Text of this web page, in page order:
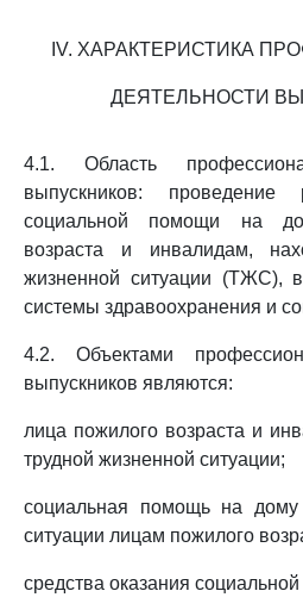
IV. ХАРАКТЕРИСТИКА
ДЕЯТЕЛЬНОСТИ
4.1. Область
выпускников:
социальной помощи на
возраста и инвалидам,
жизненной ситуации (ТЖС),
системы здравоохранения и
4.2. Объектами
выпускников являются:
лица пожилого возраста и
трудной жизненной ситуации;
социальная помощь на дому
ситуации лицам пожилого
средства оказания